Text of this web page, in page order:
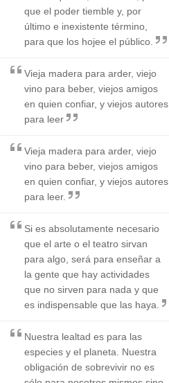
que el poder tiemble y, por
último e inexistente término,
para que los hojee el público.
Vieja madera para arder, viejo
vino para beber, viejos amigos
en quien confiar, y viejos autores
para leer
Vieja madera para arder, viejo
vino para beber, viejos amigos
en quien confiar, y viejos autores
para leer.
Si es absolutamente necesario
que el arte o el teatro sirvan
para algo, será para enseñar a
la gente que hay actividades
que no sirven para nada y que
es indispensable que las haya.
Nuestra lealtad es para las
especies y el planeta. Nuestra
obligación de sobrevivir no es